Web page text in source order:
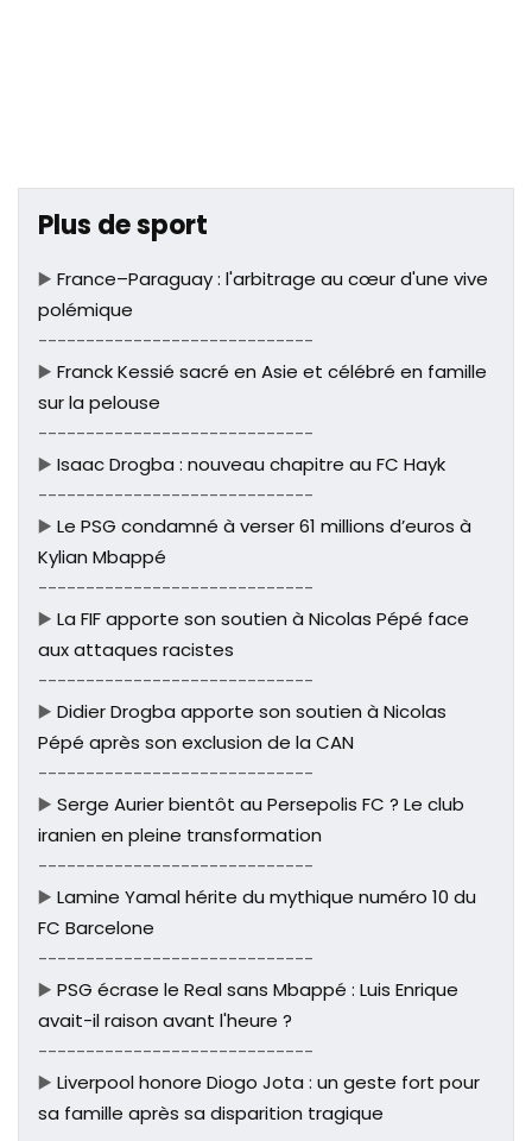
Plus de sport
▶️ France–Paraguay : l'arbitrage au cœur d'une vive
polémique
-----------------------------
▶️ Franck Kessié sacré en Asie et célébré en famille
sur la pelouse
-----------------------------
▶️ Isaac Drogba : nouveau chapitre au FC Hayk
-----------------------------
▶️ Le PSG condamné à verser 61 millions d’euros à
Kylian Mbappé
-----------------------------
▶️ La FIF apporte son soutien à Nicolas Pépé face
aux attaques racistes
-----------------------------
▶️ Didier Drogba apporte son soutien à Nicolas
Pépé après son exclusion de la CAN
-----------------------------
▶️ Serge Aurier bientôt au Persepolis FC ? Le club
iranien en pleine transformation
-----------------------------
▶️ Lamine Yamal hérite du mythique numéro 10 du
FC Barcelone
-----------------------------
▶️ PSG écrase le Real sans Mbappé : Luis Enrique
avait-il raison avant l'heure ?
-----------------------------
▶️ Liverpool honore Diogo Jota : un geste fort pour
sa famille après sa disparition tragique